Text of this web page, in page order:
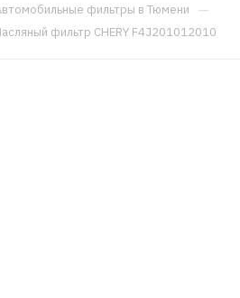
фильтры в Тюмени —
фильтр CHERY F4J201012010